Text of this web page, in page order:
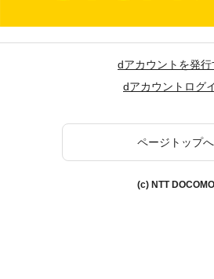
dアカウントを発行
dアカウントログ
ページトップへ
(c) NTT DOCOMO